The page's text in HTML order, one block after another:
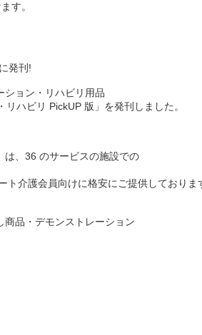
す。
発刊!
ション・リハビリ用品
ハビリ PickUP 版」を発刊しました。
は、36 のサービスの施設での
介護会員向けに格安にご提供しておりま
商品・デモンストレーション